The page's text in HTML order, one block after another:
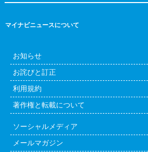
マイナビニュースについて
お知らせ
お詫びと訂正
利用規約
著作権と転載について
ソーシャルメディア
メールマガジン